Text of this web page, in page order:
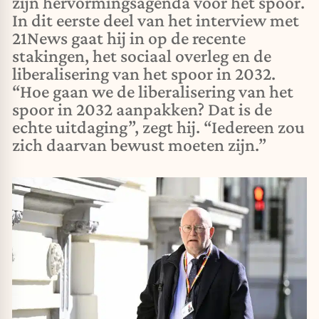
In dit eerste deel van het interview met
21News gaat hij in op de recente
stakingen, het sociaal overleg en de
liberalisering van het spoor in 2032.
“Hoe gaan we de liberalisering van het
spoor in 2032 aanpakken? Dat is de
echte uitdaging”, zegt hij. “Iedereen zou
zich daarvan bewust moeten zijn.”